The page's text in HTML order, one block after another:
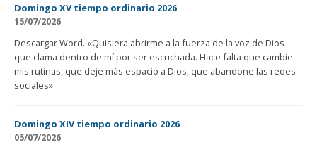
Domingo XV tiempo ordinario 2026
15/07/2026
Descargar Word. «Quisiera abrirme a la fuerza de la voz de Dios
que clama dentro de mí por ser escuchada. Hace falta que cambie
mis rutinas, que deje más espacio a Dios, que abandone las redes
sociales»
Domingo XIV tiempo ordinario 2026
05/07/2026